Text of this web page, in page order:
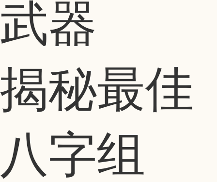
武器
揭秘最佳
八字组